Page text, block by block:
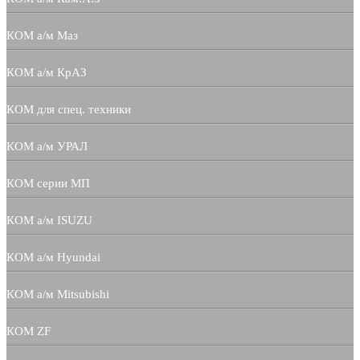
КОМ а/м Маз
КОМ а/м КрАЗ
КОМ для спец. техники
КОМ а/м УРАЛ
КОМ серии МП
КОМ а/м ISUZU
КОМ а/м Hyundai
КОМ а/м Mitsubishi
КОМ ZF